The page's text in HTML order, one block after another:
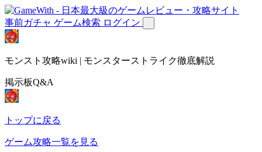
事前ガチャ ゲーム検索 ログイン
モンスト攻略wiki | モンスターストライク徹底解説
掲示板Q&A
トップに戻る
ゲーム攻略一覧を見る